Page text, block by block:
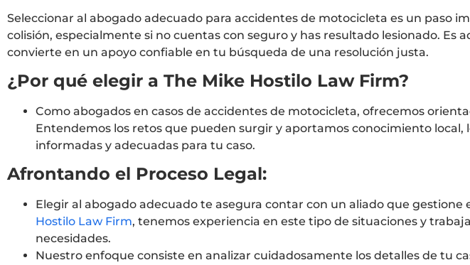
Seleccionar al abogado adecuado para accidentes de motocicleta es un paso
colisión, especialmente si no cuentas con seguro y has resultado lesionado. Es
convierte en un apoyo confiable en tu búsqueda de una resolución justa.
¿Por qué elegir a The Mike Hostilo Law Firm?
Como abogados en casos de accidentes de motocicleta, ofrecemos
Entendemos los retos que pueden surgir y aportamos conocimiento
informadas y adecuadas para tu caso.
Afrontando el Proceso Legal:
Elegir al abogado adecuado te asegura contar con un aliado que gestione
Hostilo Law Firm, tenemos experiencia en este tipo de situaciones y
necesidades.
Nuestro enfoque consiste en analizar cuidadosamente los detalles de tu